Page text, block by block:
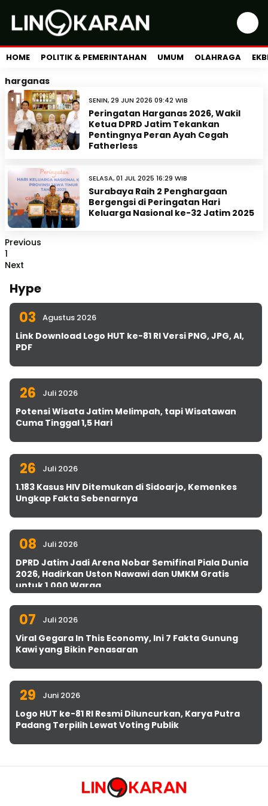
HOME POLITIK & PEMERINTAHAN UMUM OLAHRAGA
harganas
SENIN, 29 JUN 2026 09:42 WIB
Peringatan Harganas 2026, Wakil
Ketua DPRD Jatim Tekankan
Pentingnya Peran Ayah Cegah
Fatherless
SELASA, 01 JUL 2025 16:29 WIB
Surabaya Raih 2 Penghargaan
Bergengsi di Peringatan Hari
Keluarga Nasional ke-32 Jatim 2025
Previous
1
Next
Hype
03 Agustus 2026
Link Download Logo HUT ke-81 RI Versi PNG, JPG, AI,
PDF
26 Juli 2026
Potensi Wisata Jatim Melimpah, tapi Wisatawan
Cuma Tinggal 1,5 Hari
26 Juli 2026
1.183 Kasus HIV Ditemukan di Sidoarjo, Kemenkes
Ungkap Fakta Sebenarnya
08 Juli 2026
DPRD Jatim Jadi Arena Nobar Semifinal Piala Dunia
2026, Hadirkan Uston Nawawi dan UMKM Gratis
untuk 1.000 Warga
07 Juli 2026
Viral Gegara In This Economy, Ini 7 Fakta Gunung
Kawi yang Bikin Penasaran
29 Juni 2026
Logo HUT ke-81 RI Resmi Diluncurkan, Karya Putra
Padang Terpilih Lewat Voting Publik